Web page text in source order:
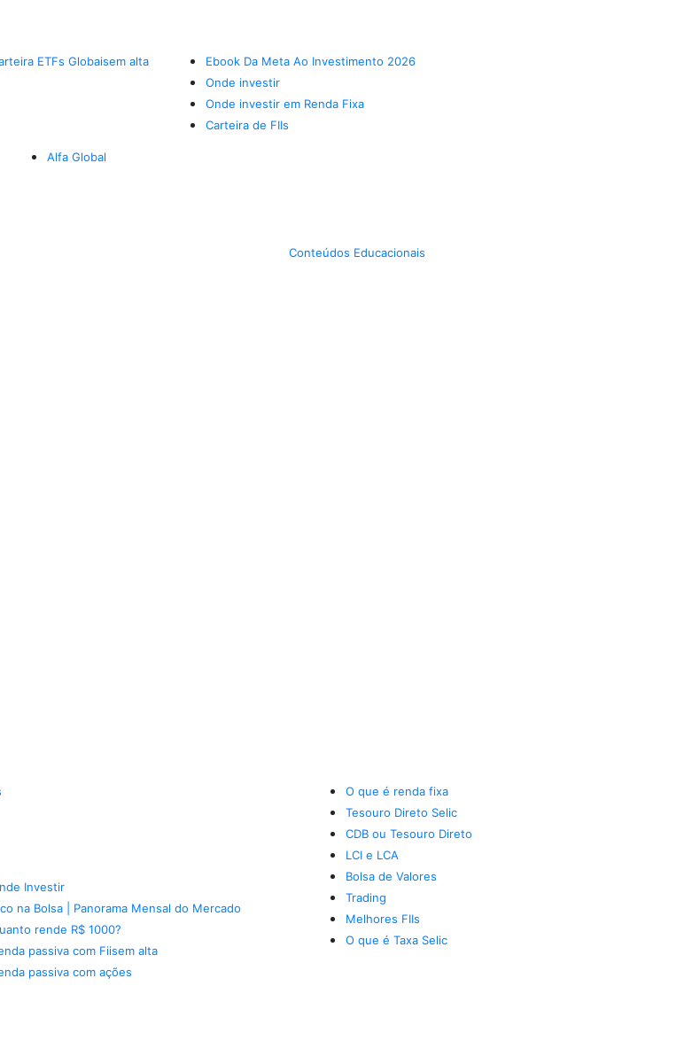
ETFs Globaisem alta
Alfa Global
Ebook Da Meta Ao Investimento 2026
Onde investir
Onde investir em Renda Fixa
Carteira de FIIs
Investir
na Bolsa | Panorama Mensal do Mercado
rende R$ 1000?
passiva com Fiisem alta
passiva com ações
Conteúdos Educacionais
O que é renda fixa
Tesouro Direto Selic
CDB ou Tesouro Direto
LCI e LCA
Bolsa de Valores
Trading
Melhores FIIs
O que é Taxa Selic